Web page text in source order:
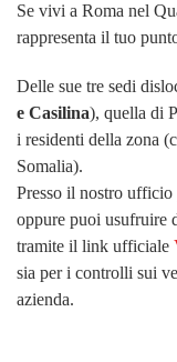
Se vivi a Roma nel
rappresenta il tuo
Delle sue tre sedi
e Casilina), quella di
i residenti della zona
Somalia).
Presso il nostro ufficio
oppure puoi usufruire
tramite il link ufficiale
sia per i controlli sui
azienda.